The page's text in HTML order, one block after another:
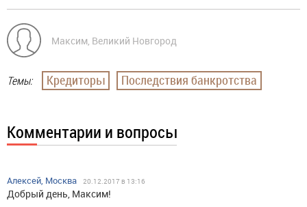
Максим, Великий Новгород
Темы: Кредиторы Последствия банкротства
Комментарии и вопросы
Алексей, Москва 20.12.2017 в 13:16
Добрый день, Максим!